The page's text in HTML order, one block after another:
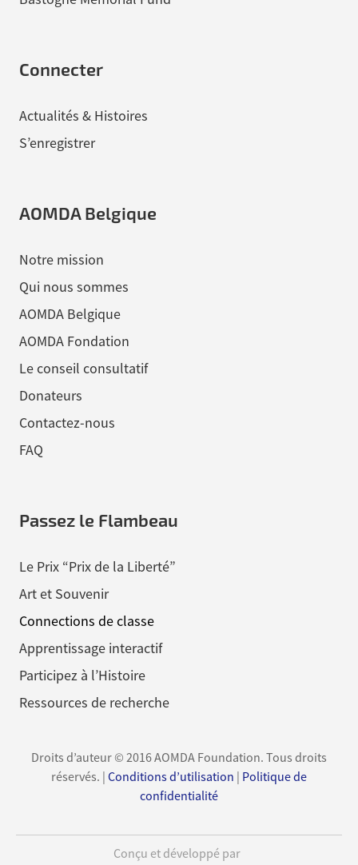
Connecter
Actualités & Histoires
S’enregistrer
AOMDA Belgique
Notre mission
Qui nous sommes
AOMDA Belgique
AOMDA Fondation
Le conseil consultatif
Donateurs
Contactez-nous
FAQ
Passez le Flambeau
Le Prix “Prix de la Liberté”
Art et Souvenir
Connections de classe
Apprentissage interactif
Participez à l’Histoire
Ressources de recherche
Droits d’auteur © 2016 AOMDA Foundation. Tous droits
réservés. | Conditions d’utilisation | Politique de
confidentialité
Conçu et développé par